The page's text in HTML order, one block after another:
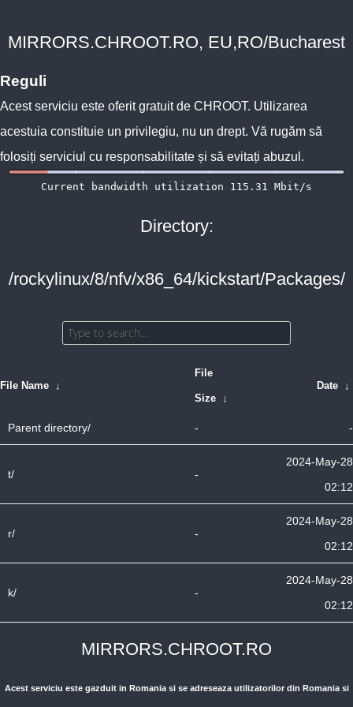
MIRRORS.CHROOT.RO, EU,RO/Bucharest
Reguli
Acest serviciu este oferit gratuit de CHROOT. Utilizarea
acestuia constituie un privilegiu, nu un drept. Vă rugăm să
folosiți serviciul cu responsabilitate și să evitați abuzul.
Directory:
/rockylinux/8/nfv/x86_64/kickstart/Packages/
File Name ↓
File
Size ↓
Date ↓
Parent directory/ - -
t/ -
2024-May-28
02:12
r/ -
2024-May-28
02:12
k/ -
2024-May-28
02:12
MIRRORS.CHROOT.RO
Acest serviciu este gazduit in Romania si se adreseaza utilizatorilor din Romania si